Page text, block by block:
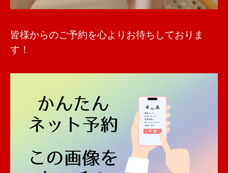
皆様からのご予約を心よりお待ちしておりま
す！